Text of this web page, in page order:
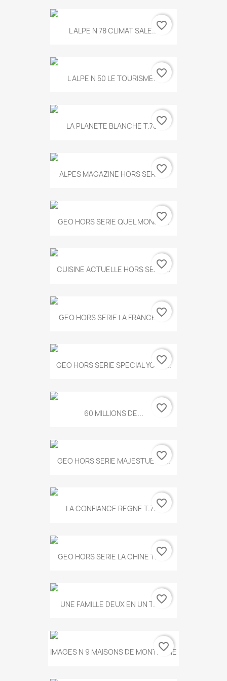
L ALPE N 78 CLIMAT SALE...favorite_border
L ALPE N 50 LE TOURISME...favorite_border
LA PLANETE BLANCHE T.785favorite_border
ALPES MAGAZINE HORS SERIE...
favorite_border
GEO HORS SERIE QUEL MONDE...
favorite_border
CUISINE ACTUELLE HORS SERIE...
favorite_border
GEO HORS SERIE LA FRANCE A...
favorite_border
GEO HORS SERIE SPECIAL YOGA...
favorite_border
60 MILLIONS DE... favorite_border
GEO HORS SERIE MAJESTUEUX...
favorite_border
LA CONFIANCE REGNE T.778favorite_border
GEO HORS SERIE LA CHINE T.497
favorite_border
UNE FAMILLE DEUX EN UN T.675
favorite_border
IMAGES N 9 MAISONS DE MONTAGNE
favorite_border